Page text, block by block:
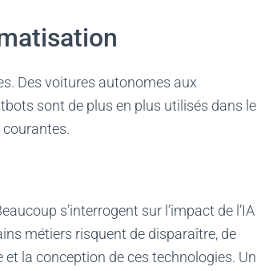
Des voitures autonomes aux
sont de plus en plus utilisés dans le
s’interrogent sur l’impact de l’IA
métiers risquent de disparaître, de
la conception de ces technologies. Un